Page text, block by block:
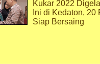
Kukar 2022
Ini di Kedaton, 20
Siap Bersaing